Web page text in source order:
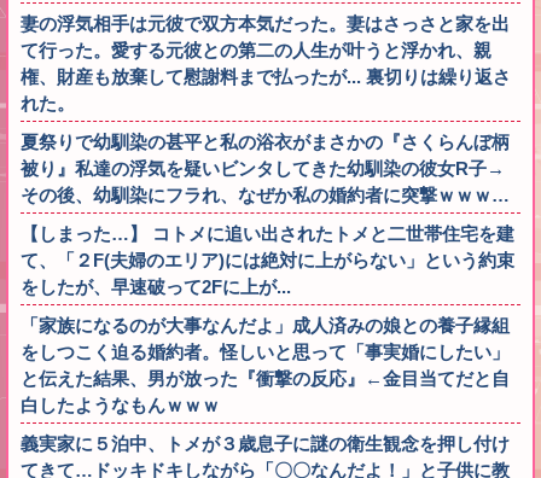
妻の浮気相手は元彼で双方本気だった。妻はさっさと家を出
て行った。愛する元彼との第二の人生が叶うと浮かれ、親
権、財産も放棄して慰謝料まで払ったが... 裏切りは繰り返さ
れた。
夏祭りで幼馴染の甚平と私の浴衣がまさかの『さくらんぼ柄
被り』私達の浮気を疑いビンタしてきた幼馴染の彼女R子→
その後、幼馴染にフラれ、なぜか私の婚約者に突撃ｗｗｗ…
【しまった…】 コトメに追い出されたトメと二世帯住宅を建
て、「２F(夫婦のエリア)には絶対に上がらない」という約束
をしたが、早速破って2Fに上が...
「家族になるのが大事なんだよ」成人済みの娘との養子縁組
をしつこく迫る婚約者。怪しいと思って「事実婚にしたい」
と伝えた結果、男が放った『衝撃の反応』←金目当てだと自
白したようなもんｗｗｗ
義実家に５泊中、トメが３歳息子に謎の衛生観念を押し付け
てきて…ドッキドキしながら「〇〇なんだよ！」と子供に教